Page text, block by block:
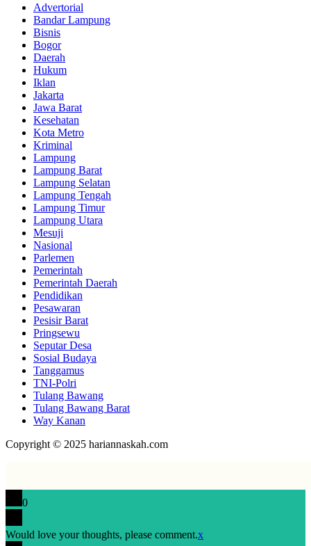
Advertorial
Bandar Lampung
Bisnis
Bogor
Daerah
Hukum
Iklan
Jakarta
Jawa Barat
Kesehatan
Kota Metro
Kriminal
Lampung
Lampung Barat
Lampung Selatan
Lampung Tengah
Lampung Timur
Lampung Utara
Mesuji
Nasional
Parlemen
Pemerintah
Pemerintah Daerah
Pendidikan
Pesawaran
Pesisir Barat
Pringsewu
Seputar Desa
Sosial Budaya
Tanggamus
TNI-Polri
Tulang Bawang
Tulang Bawang Barat
Way Kanan
Copyright © 2025 hariannaskah.com
0
Would love your thoughts, please comment.x